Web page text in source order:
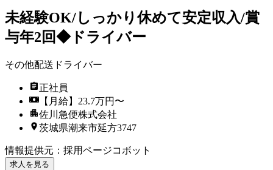
未経験OK/しっかり休めて安定収入/賞
与年2回◆ドライバー
その他配送ドライバー
正社員
【月給】23.7万円〜
佐川急便株式会社
茨城県潮来市延方3747
情報提供元 ： 採用ページコボット
求人を見る